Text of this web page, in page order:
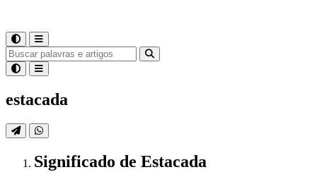
estacada
Significado de Estacada